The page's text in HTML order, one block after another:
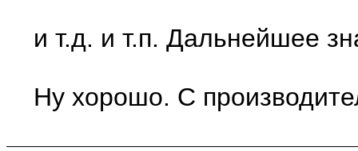
и т.д. и т.п. Дальнейшее
Ну хорошо. С